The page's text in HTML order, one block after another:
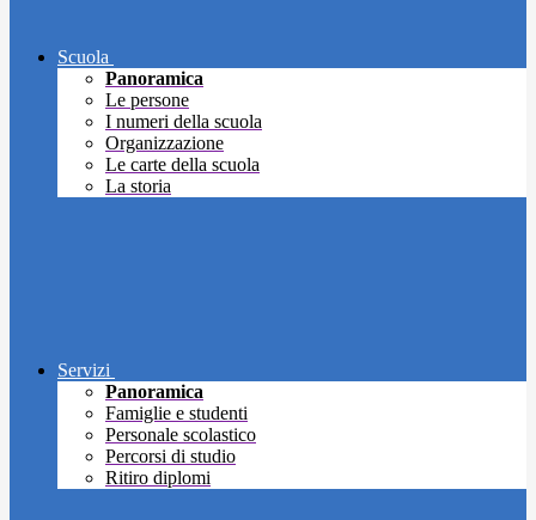
Scuola
Panoramica
Le persone
I numeri della scuola
Organizzazione
Le carte della scuola
La storia
Servizi
Panoramica
Famiglie e studenti
Personale scolastico
Percorsi di studio
Ritiro diplomi